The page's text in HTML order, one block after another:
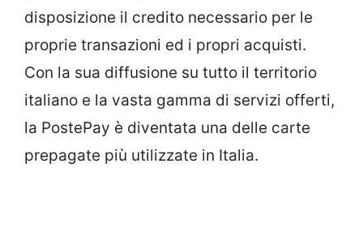
disposizione il credito necessario per le
proprie transazioni ed i propri acquisti.
Con la sua diffusione su tutto il territorio
italiano e la vasta gamma di servizi offerti,
la PostePay è diventata una delle carte
prepagate più utilizzate in Italia.